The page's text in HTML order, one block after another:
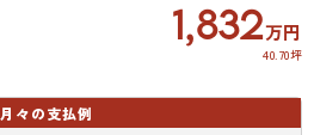
1,832万円
40.70坪
月々の支払例